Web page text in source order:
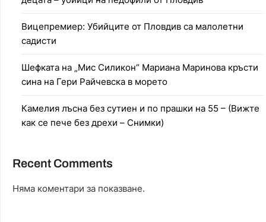
Вицепремиер: Убийците от Пловдив са малолетни
садисти
Шефката на „Мис Силикон“ Мариана Маринова кръсти
сина на Гери Райчевска в морето
Камелия лъсна без сутиен и по прашки на 55 – (Вижте
как се пече без дрехи – Снимки)
Recent Comments
Няма коментари за показване.